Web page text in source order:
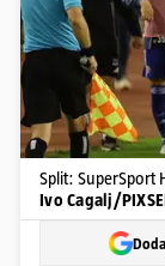
Split: SuperSport
Ivo Cagalj/